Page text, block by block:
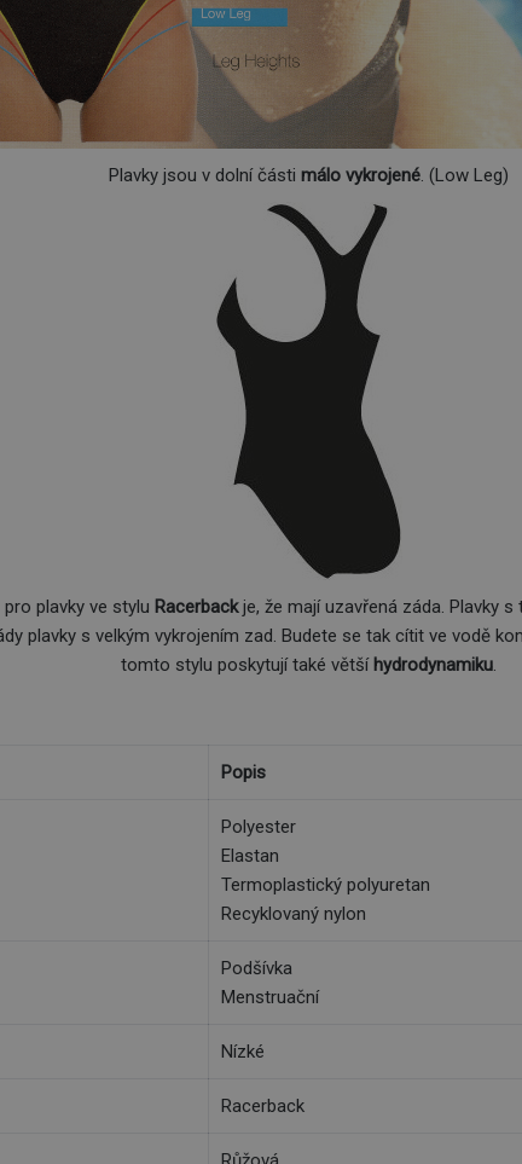
Plavky jsou v dolní části málo vykrojené. (Low Leg)
plavky ve stylu Racerbackje, že mají uzavřená záda. Plavky
plavky s velkým vykrojením zad. Budete se tak cítit ve vodě
tomto stylu poskytují také větší hydrodynamiku.
Popis
Polyester
Elastan
Termoplastický polyuretan
Recyklovaný nylon
Podšívka
Menstruační
Nízké
Racerback